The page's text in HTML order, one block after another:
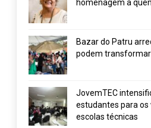
homenagem a
Bazar do Patru
podem
JovemTEC
estudantes para os
escolas técnicas